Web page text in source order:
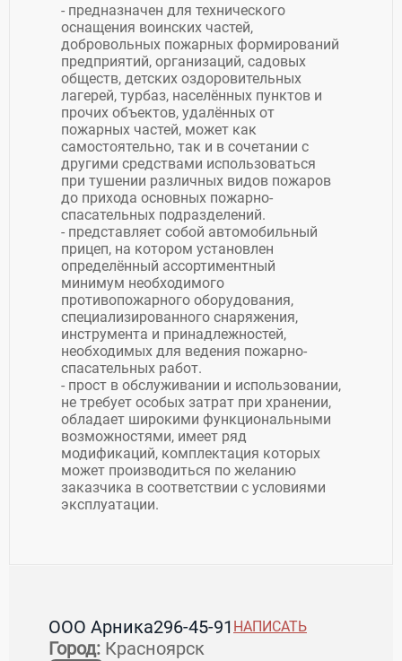
- предназначен для технического
оснащения воинских частей,
добровольных пожарных формирований
предприятий, организаций, садовых
обществ, детских оздоровительных
лагерей, турбаз, населённых пунктов и
прочих объектов, удалённых от
пожарных частей, может как
самостоятельно, так и в сочетании с
другими средствами использоваться
при тушении различных видов пожаров
до прихода основных пожарно-
спасательных подразделений.
- представляет собой автомобильный
прицеп, на котором установлен
определённый ассортиментный
минимум необходимого
противопожарного оборудования,
специализированного снаряжения,
инструмента и принадлежностей,
необходимых для ведения пожарно-
спасательных работ.
- прост в обслуживании и использовании,
не требует особых затрат при хранении,
обладает широкими функциональными
возможностями, имеет ряд
модификаций, комплектация которых
может производиться по желанию
заказчика в соответствии с условиями
эксплуатации.
ООО Арника296-45-91 НАПИСАТЬ
Город: Красноярск